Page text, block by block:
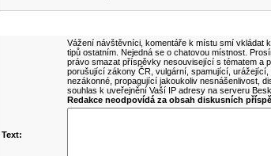
Vážení návštěvníci, komentáře k místu smí vkládat
tipů ostatním. Nejedná se o chatovou místnost.
právo smazat příspěvky nesouvisející s tématem a
porušující zákony ČR, vulgární, spamující,
nezákonné, propagující jakoukoliv nesnášenlivost,
souhlas k uveřejnění Vaší IP adresy na serveru
Redakce neodpovídá za obsah diskusních
Text: